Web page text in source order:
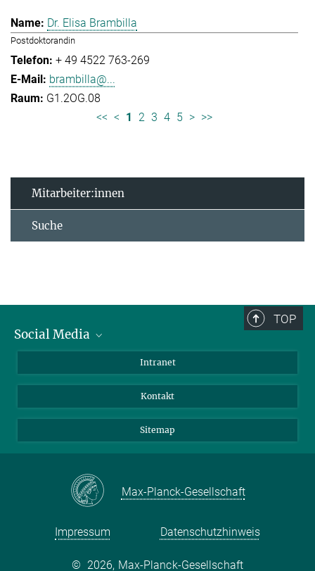
Dr. Elisa Brambilla
Postdoktorandin
+ 49 4522 763-269
brambilla@...
G1.2OG.08
<< < 1 2 3 4 5 > >>
Mitarbeiter:innen
Suche
TOP
Social Media
LinkedIn
Intranet
Kontakt
Sitemap
Max-Planck-Gesellschaft
Impressum Datenschutzhinweis
© 2026, Max-Planck-Gesellschaft